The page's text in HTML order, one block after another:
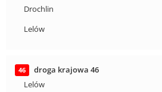
Drochlin
Lelów
46
droga krajowa 46
Lelów